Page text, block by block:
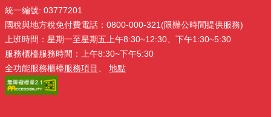
統一編號: 03777201
國稅與地方稅免付費電話：0800-000-321(限辦公時間提供服務)
上班時間：星期一至星期五上午8:30~12:30、下午1:30~5:30
服務櫃檯服務時間：上午8:30~下午5:30
全功能服務櫃檯服務項目 地點